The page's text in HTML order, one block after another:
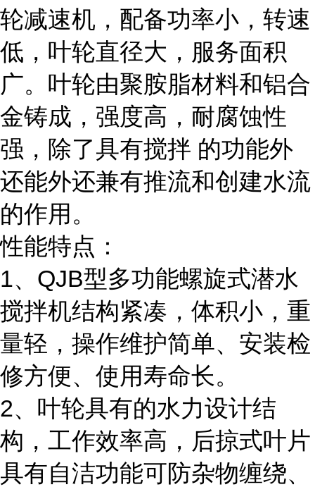
轮减速机，配备功率小，转速
低，叶轮直径大，服务面积
广。叶轮由聚胺脂材料和铝合
金铸成，强度高，耐腐蚀性
强，除了具有搅拌 的功能外
还能外还兼有推流和创建水流
的作用。
性能特点：
1、QJB型多功能螺旋式潜水
搅拌机结构紧凑，体积小，重
量轻，操作维护简单、安装检
修方便、使用寿命长。
2、叶轮具有的水力设计结
构，工作效率高，后掠式叶片
具有自洁功能可防杂物缠绕、